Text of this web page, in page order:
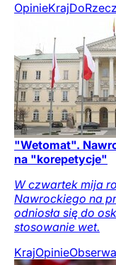
OpinieKraj
"Wetomat".
na "korepetycje"
W czwartek mija
Nawrockiego na
odniosła się do
stosowanie wet.
KrajOpinie